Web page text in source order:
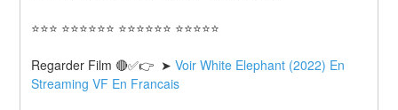
⭐⭐⭐ ⭐⭐⭐⭐⭐⭐ ⭐⭐⭐⭐⭐⭐ ⭐⭐⭐⭐⭐
Regarder Film 🔴✅👉  ➤ Voir White Elephant (2022) En
Streaming VF En Francais